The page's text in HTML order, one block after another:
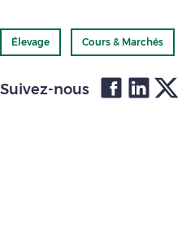
Élevage Cours & Marchés
Suivez-nous